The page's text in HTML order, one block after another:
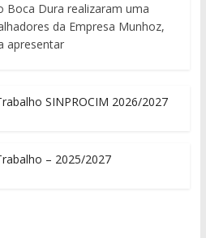
Boca Dura realizaram uma
da Empresa Munhoz,
apresentar
SINPROCIM 2026/2027
– 2025/2027